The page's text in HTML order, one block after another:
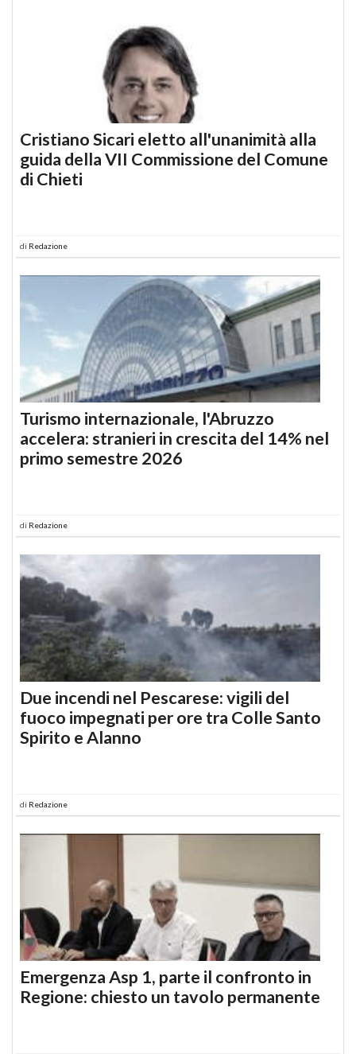
Cristiano Sicari eletto all'unanimità alla
guida della VII Commissione del Comune
di Chieti
di Redazione
Turismo internazionale, l'Abruzzo
accelera: stranieri in crescita del 14% nel
primo semestre 2026
di Redazione
Due incendi nel Pescarese: vigili del
fuoco impegnati per ore tra Colle Santo
Spirito e Alanno
di Redazione
Emergenza Asp 1, parte il confronto in
Regione: chiesto un tavolo permanente